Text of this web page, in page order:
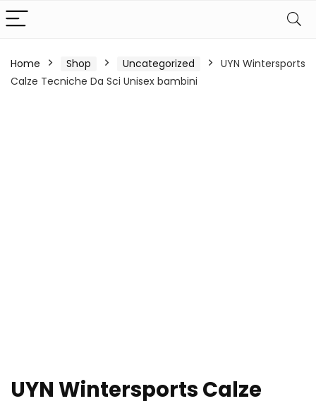
Home Shop Uncategorized
UYN Wintersports
Calze Tecniche Da Sci Unisex bambini
UYN Wintersports Calze